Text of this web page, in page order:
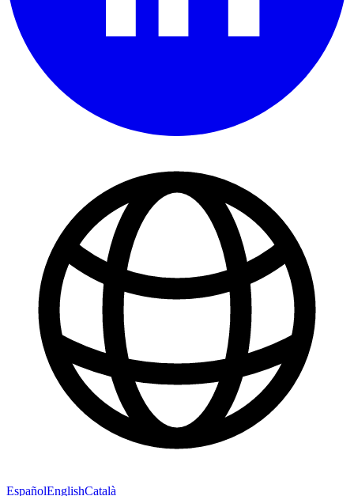
EspañolEnglishCatalà